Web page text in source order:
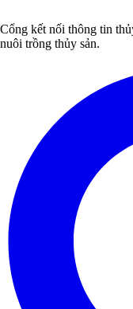
Cổng kết nối thông tin
nuôi trồng thủy sản.